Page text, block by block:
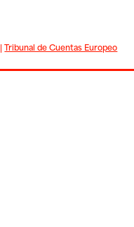
|Tribunal de Cuentas Europeo